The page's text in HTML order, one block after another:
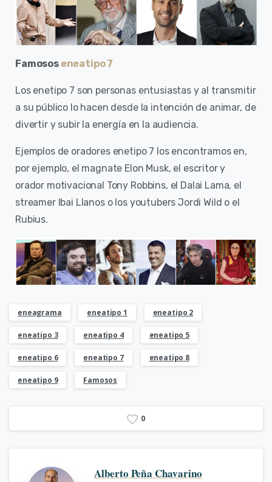
Famosos eneatipo 7
Los enetipo 7 son personas entusiastas y al transmitir
a su público lo hacen desde la intención de animar, de
divertir y subir la energía en la audiencia.
Ejemplos de oradores enetipo 7 los encontramos en,
por ejemplo, el magnate Elon Musk, el escritor y
orador motivacional Tony Robbins, el Dalai Lama, el
streamer Ibai Llanos o los youtubers Jordi Wild o el
Rubius.
eneagrama eneatipo 1 eneatipo 2
eneatipo 3 eneatipo 4 eneatipo 5
eneatipo 6 eneatipo 7 eneatipo 8
eneatipo 9 Famosos
0
Alberto Peña Chavarino